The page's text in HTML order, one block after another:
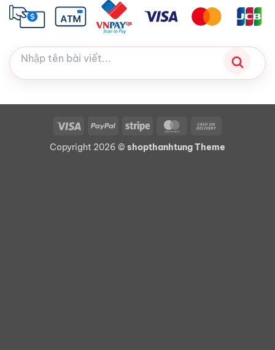
Visa PayPal Stripe MasterCard
Delivery
Copyright 2026 © shopthanhtung Theme